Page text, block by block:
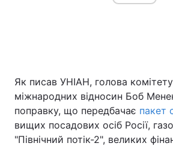
Як писав УНІАН, голова
міжнародних відносин Боб
поправку, що передбачає пакет
вищих посадових осіб Росії,
"Північний потік-2", великих